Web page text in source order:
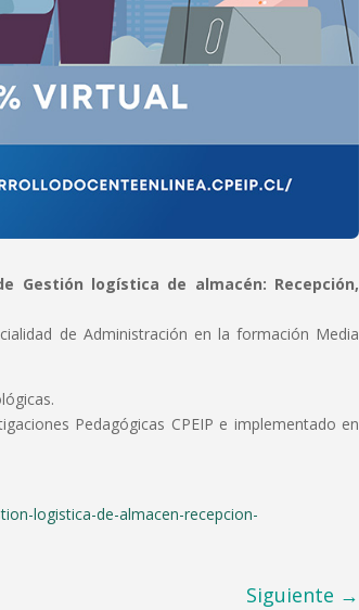
Gestión logística de almacén: Recepción,
de Administración en la formación Media
Pedagógicas CPEIP e implementado en
logistica-de-almacen-recepcion-
Siguiente →